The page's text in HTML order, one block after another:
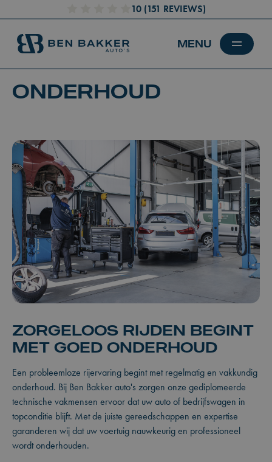
10 (151 REVIEWS)
ONDERHOUD
ZORGELOOS RIJDEN BEGINT
MET GOED ONDERHOUD
Een probleemloze rijervaring begint met regelmatig en vakkundig
onderhoud. Bij Ben Bakker auto's zorgen onze gediplomeerde
technische vakmensen ervoor dat uw auto of bedrijfswagen in
topconditie blijft. Met de juiste gereedschappen en expertise
garanderen wij dat uw voertuig nauwkeurig en professioneel
wordt onderhouden.